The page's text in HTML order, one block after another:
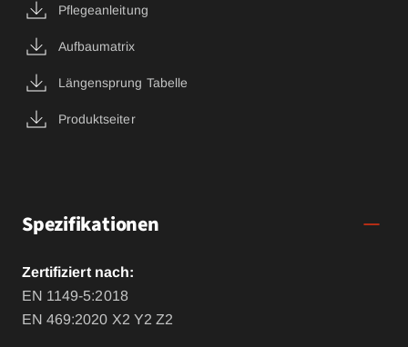
Pflegeanleitung
Aufbaumatrix
Längensprung Tabelle
Produktseiter
Spezifikationen
Zertifiziert nach:
EN 1149-5:2018
EN 469:2020 X2 Y2 Z2